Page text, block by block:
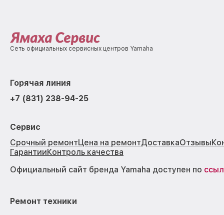
Сеть официальных сервисных центров Yamaha
Горячая линия
+7 (831) 238-94-25
Сервис
Срочный ремонтЦена на ремонтДоставкаОтзывы
ГарантииКонтроль качества
Официальный сайт бренда Yamaha доступен по
Ремонт техники